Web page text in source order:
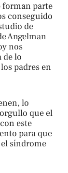
forman parte
conseguido
de
Angelman
nos
de lo
padres en
lo
que el
este
para que
síndrome